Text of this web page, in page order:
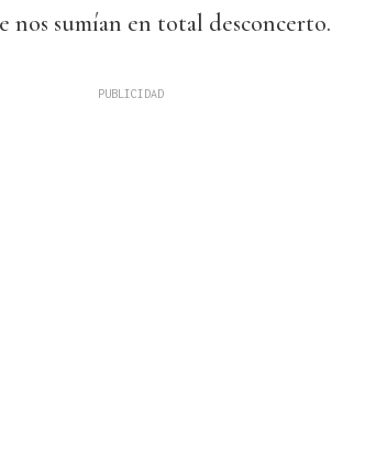
nos sumían en total desconcerto.